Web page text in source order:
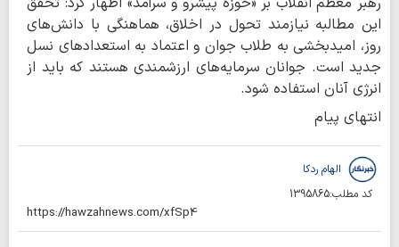
این مطالبه نیازمند تحول در اخلاق، هماهنگی با دانش‌های
روز، امیدبخشی به طلاب جوان و اعتماد به استعدادهای نسل
جدید است. جوانان سرمایه‌های ارزشمندی هستند که باید از
انرژی آنان استفاده شود.
انتهای پیام
الهام ردکا
کد مطلب:1395865